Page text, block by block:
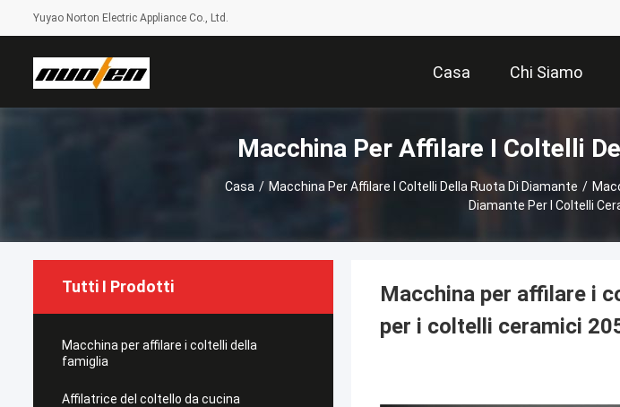
Yuyao Norton Electric Appliance Co., Ltd.
Casa Chi Siamo
Macchina Per Affilare I Coltelli
Casa / Macchina Per Affilare I Coltelli Della Ruota Di Diamante /
Diamante Per I Coltelli
Tutti I Prodotti
Macchina per affilare i coltelli della
famiglia
Affilatrice del coltello da cucina
Macchina per affilare i
per i coltelli ceramici